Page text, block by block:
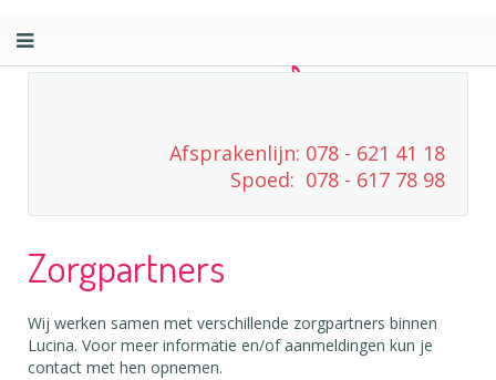
Afsprakenlijn: 078 - 621 41 18
Spoed: 078 - 617 78 98
Zorgpartners
Wij werken samen met verschillende zorgpartners binnen
Lucina. Voor meer informatie en/of aanmeldingen kun je
contact met hen opnemen.